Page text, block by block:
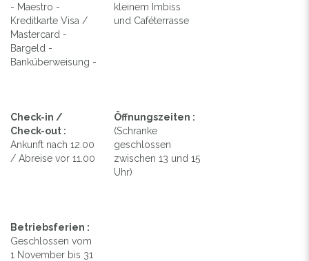
- Maestro -
Kreditkarte Visa /
Mastercard -
Bargeld -
Banküberweisung -
kleinem Imbiss
und Caféterrasse
Check-in /
Check-out :
Ankunft nach 12.00
/ Abreise vor 11.00
Öffnungszeiten :
(Schranke
geschlossen
zwischen 13 und 15
Uhr)
Betriebsferien :
Geschlossen vom
1 November bis 31